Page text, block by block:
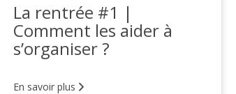
La rentrée #1 |
Comment les aider à
s’organiser ?
En savoir plus